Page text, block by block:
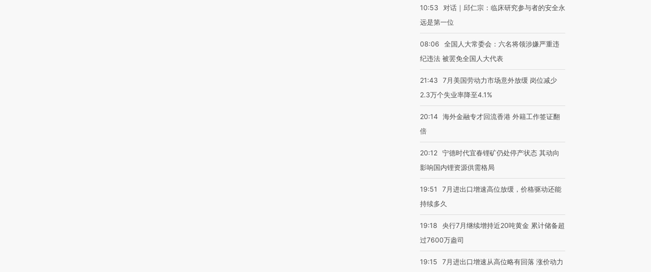
10:53
对话｜邱仁宗：临床研究参与者的安全永
远是第一位
08:06
全国人大常委会：六名将领涉嫌严重违
纪违法 被罢免全国人大代表
21:43
7月美国劳动力市场意外放缓 岗位减少
2.3万个失业率降至4.1%
20:14 海外金融专才回流香港 外籍工作签证翻
倍
20:12 宁德时代宜春锂矿仍处停产状态 其动向
影响国内锂资源供需格局
19:51
7月进出口增速高位放缓，价格驱动还能
持续多久
19:18
央行7月继续增持近20吨黄金 累计储备超
过7600万盎司
19:15 7月进出口增速从高位略有回落 涨价动力